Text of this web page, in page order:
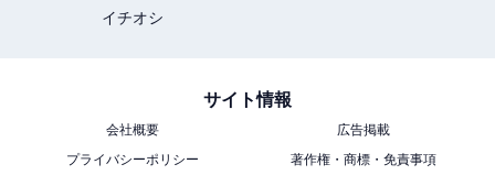
イチオシ
サイト情報
会社概要
広告掲載
プライバシーポリシー
著作権・商標・免責事項